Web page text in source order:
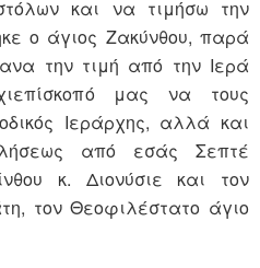
και να τιμήσω την
ο άγιος Ζακύνθου, παρά
την τιμή από την Ιερά
μας να τους
Ιεράρχης, αλλά και
από εσάς Σεπτέ
κ. Διονύσιε και τον
τον Θεοφιλέστατο άγιο